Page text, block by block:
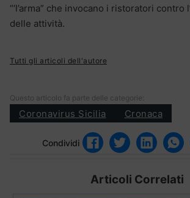
“‘l’arma” che invocano i ristoratori contro
delle attività.
Tutti gli articoli dell'autore
Questo articolo fa parte delle categorie:
Coronavirus Sicilia Cronaca
Condividi
Articoli Correlati